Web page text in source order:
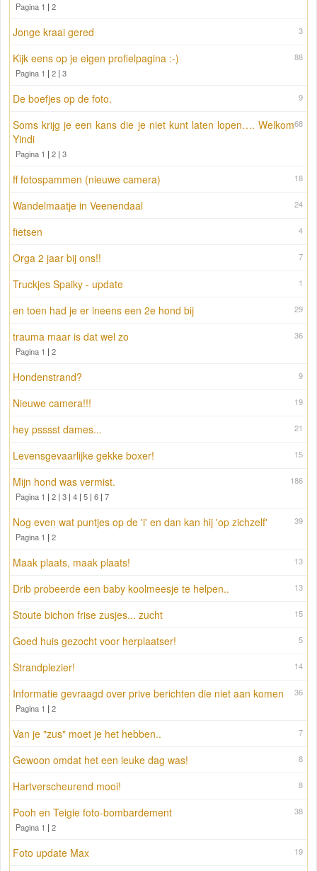
Pagina 1 | 2
3
Jonge kraai gered
88
Kijk eens op je eigen profielpagina :-)
Pagina 1 | 2 | 3
9
De boefjes op de foto.
68
Soms krijg je een kans die je niet kunt laten lopen…. Welkom
Yindi
Pagina 1 | 2 | 3
18
ff fotospammen (nieuwe camera)
24
Wandelmaatje in Veenendaal
4
fietsen
7
Orga 2 jaar bij ons!!
1
Truckjes Spaiky - update
29
en toen had je er ineens een 2e hond bij
36
trauma maar is dat wel zo
Pagina 1 | 2
9
Hondenstrand?
19
Nieuwe camera!!!
21
hey psssst dames...
15
Levensgevaarlijke gekke boxer!
186
Mijn hond was vermist.
Pagina 1 | 2 | 3 | 4 | 5 | 6 | 7
39
Nog even wat puntjes op de 'i' en dan kan hij 'op zichzelf'
Pagina 1 | 2
13
Maak plaats, maak plaats!
13
Drib probeerde een baby koolmeesje te helpen..
15
Stoute bichon frise zusjes... zucht
5
Goed huis gezocht voor herplaatser!
14
Strandplezier!
36
Informatie gevraagd over prive berichten die niet aan komen
Pagina 1 | 2
7
Van je "zus" moet je het hebben..
8
Gewoon omdat het een leuke dag was!
8
Hartverscheurend mooi!
38
Pooh en Teigie foto-bombardement
Pagina 1 | 2
19
Foto update Max